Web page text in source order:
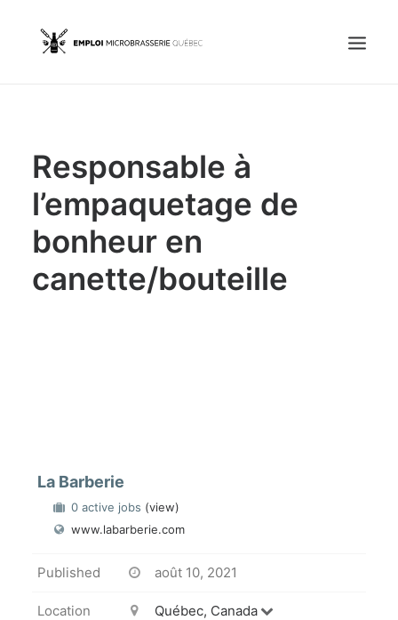
Emplois
Candidats
OFFREZ UN EMPLOI
Responsable à
l’empaquetage de
bonheur en
canette/bouteille
La Barberie
0 active jobs (view)
www.labarberie.com
Published août 10, 2021
Location Québec, Canada